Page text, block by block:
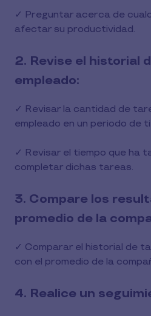
✓ Preguntar acerca de
afectar su productividad.
2. Revise el historial
empleado:
✓ Revisar la cantidad de
empleado en un periodo de
✓ Revisar el tiempo que ha
completar dichas tareas.
3. Compare los
promedio de la
✓ Comparar el historial de
con el promedio de la
4. Realice un